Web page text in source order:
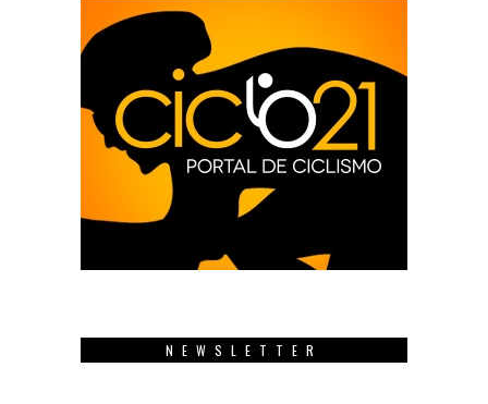
NEWSLETTER